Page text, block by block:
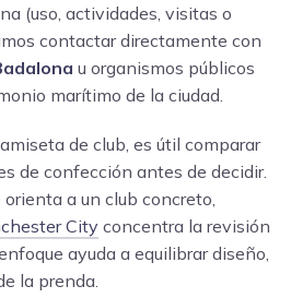
(uso, actividades, visitas o
contactar directamente con
u organismos públicos
marítimo de la ciudad.
de club, es útil comparar
de confección antes de decidir.
a un club concreto,
City concentra la revisión
ayuda a equilibrar diseño,
la prenda.